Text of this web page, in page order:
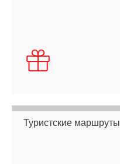
Туристские маршруты